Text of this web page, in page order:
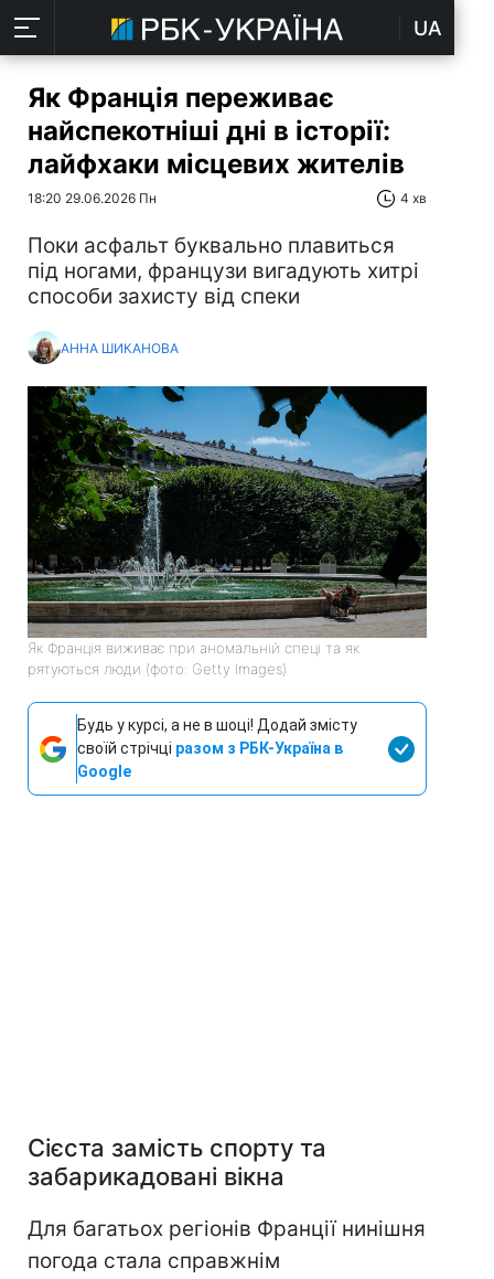
UA
Як Франція переживає
найспекотніші дні в історії:
лайфхаки місцевих жителів
18:20 29.06.2026 Пн 4 хв
Поки асфальт буквально плавиться
під ногами, французи вигадують хитрі
способи захисту від спеки
АННА ШИКАНОВА
Як Франція виживає при аномальній спеці та як
рятуються люди (фото: Getty Images)
Будь у курсі, а не в шоці! Додай змісту
своїй стрічці разом з РБК-Україна в
Google
Сієста замість спорту та
забарикадовані вікна
Для багатьох регіонів Франції нинішня
погода стала справжнім